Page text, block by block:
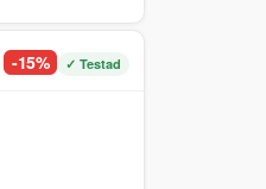
-15% ✓ Testad